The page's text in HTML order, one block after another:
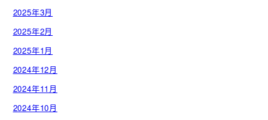
2025年3月
2025年2月
2025年1月
2024年12月
2024年11月
2024年10月